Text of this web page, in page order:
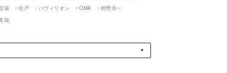
場 住戸 パヴィリオン OMA
鈴野浩一
哉